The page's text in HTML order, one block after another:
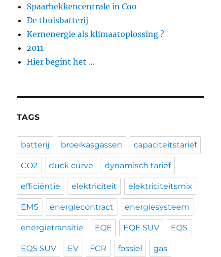
Spaarbekkencentrale in Coo
De thuisbatterij
Kernenergie als klimaatoplossing ?
2011
Hier begint het …
TAGS
batterij broeikasgassen capaciteitstarief
CO2 duck curve dynamisch tarief
efficiëntie elektriciteit elektriciteitsmix
EMS energiecontract energiesysteem
energietransitie EQE EQE SUV EQS
EQS SUV EV FCR fossiel gas